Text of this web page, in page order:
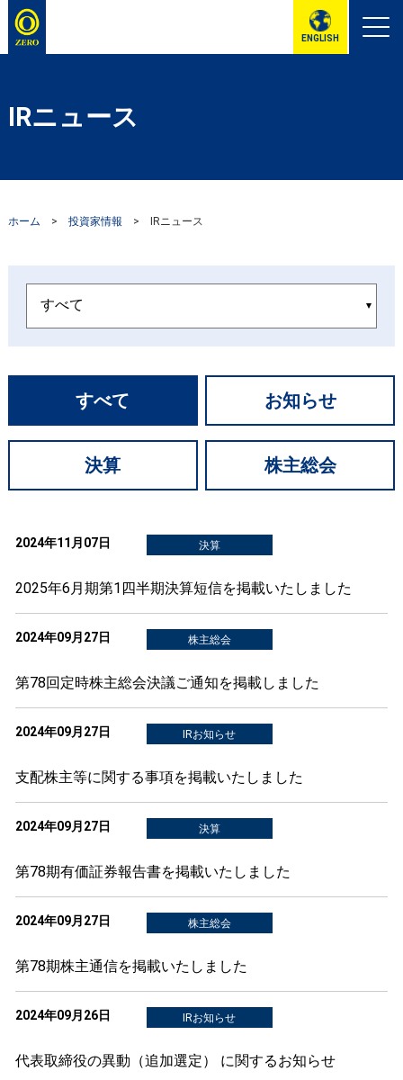
ENGLISH
IRニュース
ホーム > 投資家情報 > IRニュース
すべて お知らせ
決算 株主総会
2024年11月07日 決算
2025年6月期第1四半期決算短信を掲載いたしました
2024年09月27日 株主総会
第78回定時株主総会決議ご通知を掲載しました
2024年09月27日 IRお知らせ
支配株主等に関する事項を掲載いたしました
2024年09月27日 決算
第78期有価証券報告書を掲載いたしました
2024年09月27日 株主総会
第78期株主通信を掲載いたしました
2024年09月26日 IRお知らせ
代表取締役の異動（追加選定） に関するお知らせ